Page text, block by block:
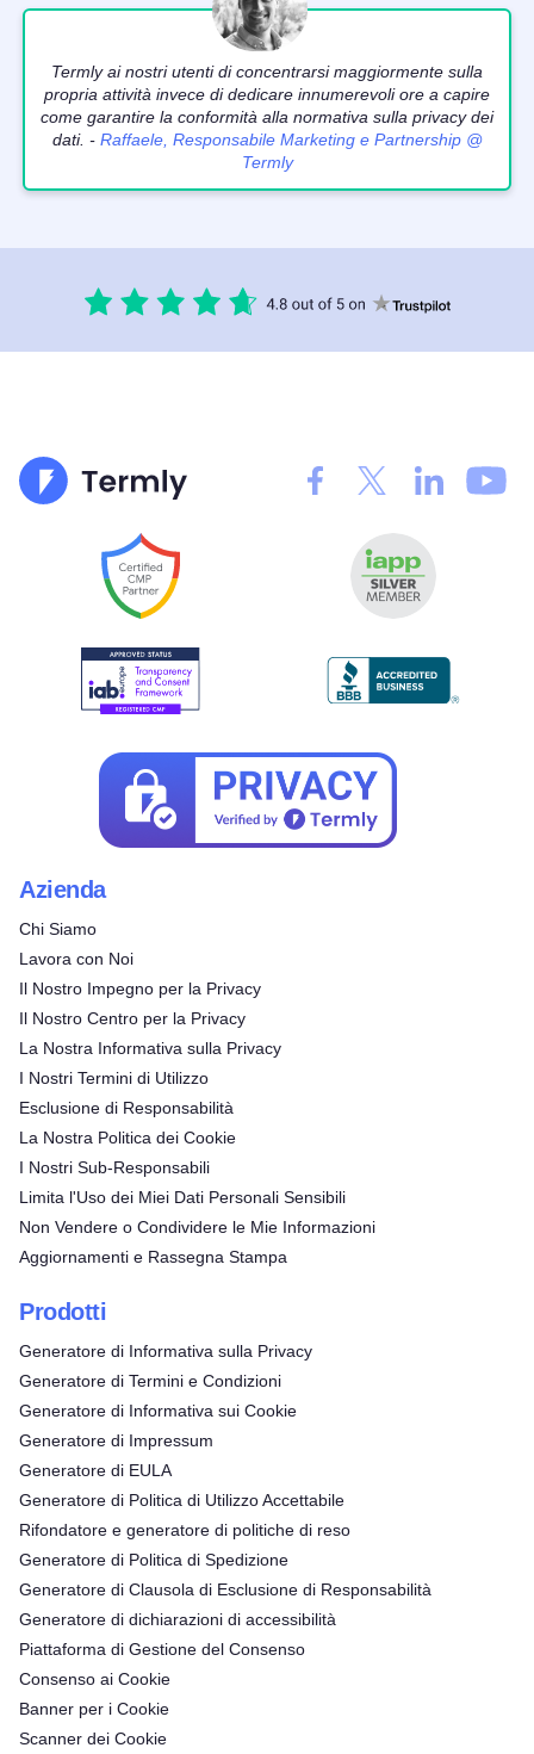
Termly ai nostri utenti di concentrarsi maggiormente sulla
propria attività invece di dedicare innumerevoli ore a capire
come garantire la conformità alla normativa sulla privacy dei
dati. - Raffaele, Responsabile Marketing e Partnership @
Termly
Azienda
Chi Siamo
Lavora con Noi
Il Nostro Impegno per la Privacy
Il Nostro Centro per la Privacy
La Nostra Informativa sulla Privacy
I Nostri Termini di Utilizzo
Esclusione di Responsabilità
La Nostra Politica dei Cookie
I Nostri Sub-Responsabili
Limita l'Uso dei Miei Dati Personali Sensibili
Non Vendere o Condividere le Mie Informazioni
Aggiornamenti e Rassegna Stampa
Prodotti
Generatore di Informativa sulla Privacy
Generatore di Termini e Condizioni
Generatore di Informativa sui Cookie
Generatore di Impressum
Generatore di EULA
Generatore di Politica di Utilizzo Accettabile
Rifondatore e generatore di politiche di reso
Generatore di Politica di Spedizione
Generatore di Clausola di Esclusione di Responsabilità
Generatore di dichiarazioni di accessibilità
Piattaforma di Gestione del Consenso
Consenso ai Cookie
Banner per i Cookie
Scanner dei Cookie